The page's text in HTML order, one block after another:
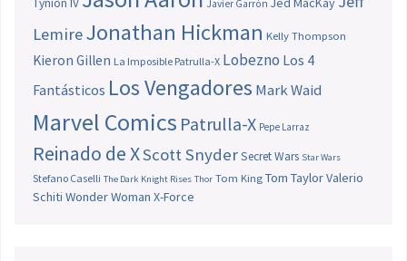
Tynion IV Javier Garrón
LemireJonathan Hickman Kelly Thompson
Kieron Gillen La Imposible Patrulla-X Lobezno Los 4
Fantásticos Los Vengadores Mark Waid
Marvel Comics Patrulla-X Pepe Larraz
Reinado de XScott SnyderSecret Wars Star Wars
Stefano Caselli The Dark Knight Rises Thor Tom King Tom TaylorValerio
Schiti Wonder Woman X-Force